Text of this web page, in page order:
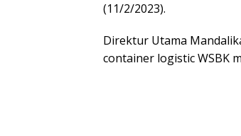
(11/2/2023).
Direktur Utama
container logistic WSBK